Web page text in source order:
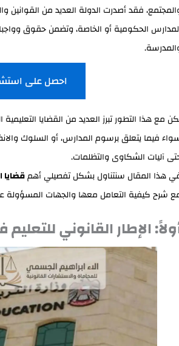
فقد أصدرت الدولة العديد من القوانين
الحكومية أو الخاصة، وتضمن حقوق
احصل على
مع هذا التطور تبرز العديد من القضايا
فيما يتعلق برسوم المدارس، أو السلوك
آليات الشكاوى والتظلمات.
هذا المقال سنتناول بشكل تفصيلي أهمقضايا
شرح كيفية التعامل معها والجهات المسؤولة
الإطار القانوني